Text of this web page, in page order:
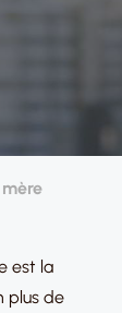
est la
plus de